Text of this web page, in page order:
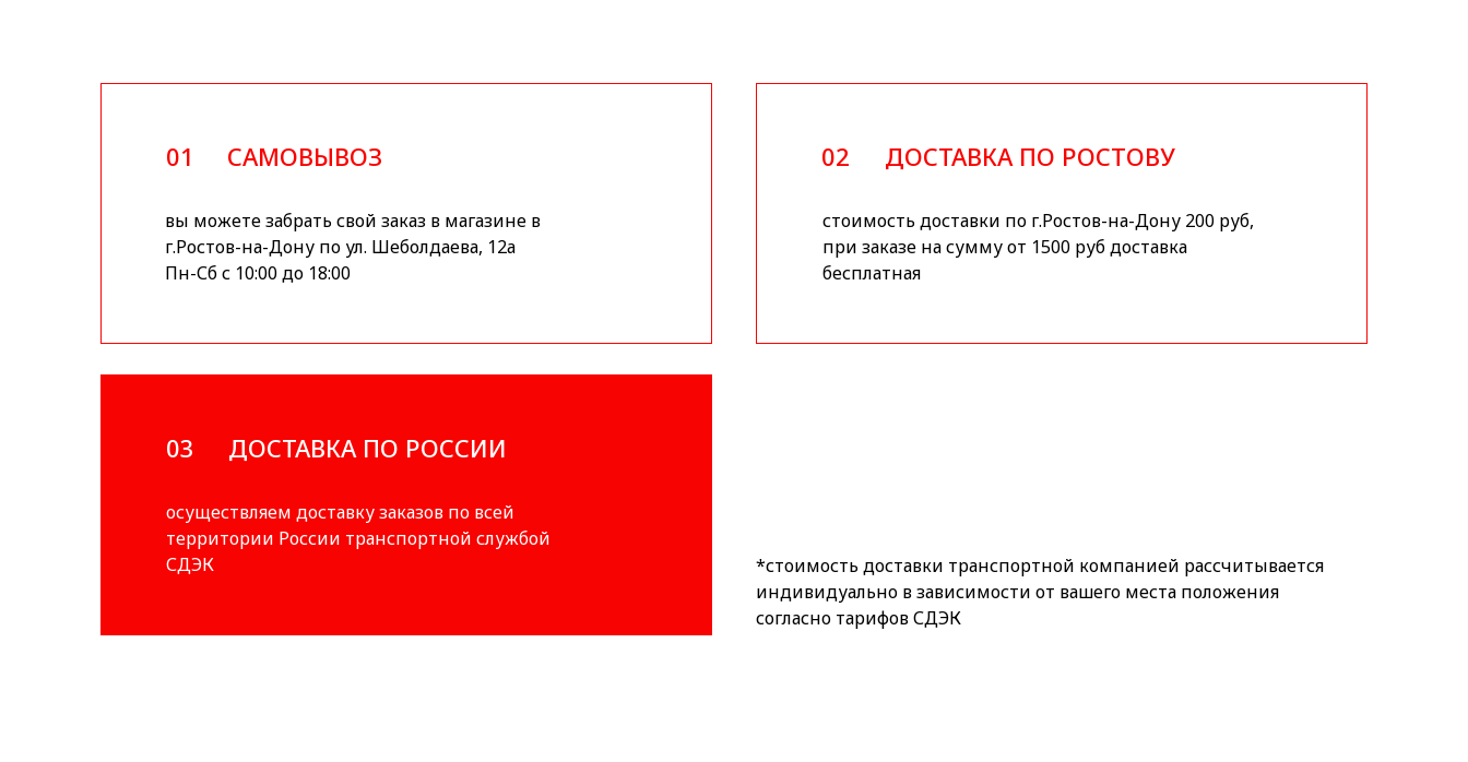
САМОВЫВОЗ
01
вы можете забрать свой заказ в магазине в
г.Ростов-на-Дону по ул. Шеболдаева, 12а
Пн-Сб с 10:00 до 18:00
ДОСТАВКА ПО РОСТОВУ
02
стоимость доставки по г.Ростов-на-Дону 200 руб,
при заказе на сумму от 1500 руб доставка
бесплатная
ДОСТАВКА ПО РОССИИ
03
осуществляем доставку заказов по всей
территории России транспортной службой
СДЭК
*стоимость доставки транспортной компанией рассчитывается
индивидуально в зависимости от вашего места положения
согласно тарифов СДЭК